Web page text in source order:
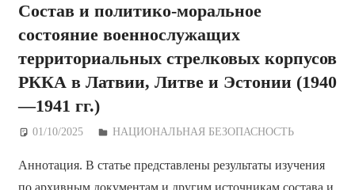
Состав и политико-моральное
состояние военнослужащих
территориальных стрелковых корпусов
РККА в Латвии, Литве и Эстонии (1940
—1941 гг.)
01/10/2025 Дежурный по Редакции
НАЦИОНАЛЬНАЯ БЕЗОПАСНОСТЬ
Аннотация. В статье представлены результаты изучения
по архивным документам и другим источникам состава и